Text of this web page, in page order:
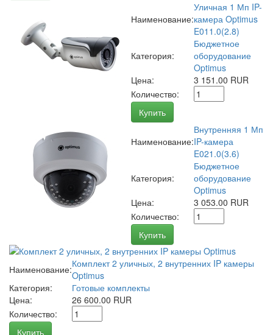
Наименование:
Уличная 1 Мп IP-
камера Optimus
E011.0(2.8)
Категория:
Бюджетное
оборудование
Optimus
Цена:
3 151.00 RUR
Количество:
Купить
Наименование:
Внутренняя 1 Мп
IP-камера
E021.0(3.6)
Категория:
Бюджетное
оборудование
Optimus
Цена:
3 053.00 RUR
Количество:
Купить
Наименование:Комплект 2 уличных, 2 внутренних IP камеры
Optimus
Категория:
Готовые комплекты
Цена:
26 600.00 RUR
Количество:
Купить